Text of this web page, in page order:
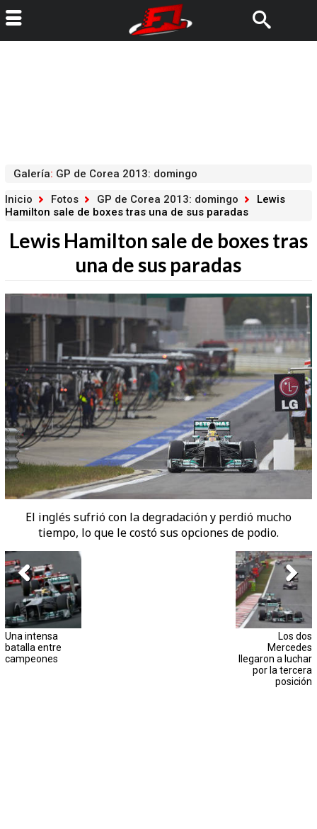
Galería: GP de Corea 2013: domingo
Inicio
Fotos GP de Corea 2013: domingo
Lewis
Hamilton sale de boxes tras una de sus paradas
Lewis Hamilton sale de boxes tras
una de sus paradas
El inglés sufrió con la degradación y perdió mucho
tiempo, lo que le costó sus opciones de podio.
Una intensa
batalla entre
campeones
Los dos
Mercedes
llegaron a luchar
por la tercera
posición